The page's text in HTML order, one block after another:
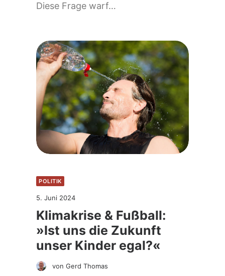
Diese Frage warf…
POLITIK
5. Juni 2024
Klimakrise & Fußball:
»Ist uns die Zukunft
unser Kinder egal?«
von Gerd Thomas